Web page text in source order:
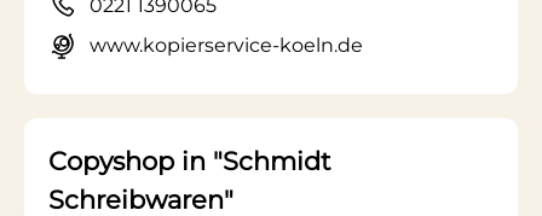
0221 1390065
www.kopierservice-koeln.de
Copyshop in "Schmidt
Schreibwaren"